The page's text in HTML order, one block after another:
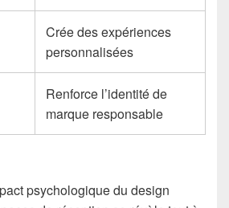
Crée des expériences
personnalisées
Renforce l’identité de
marque responsable
psychologique du design